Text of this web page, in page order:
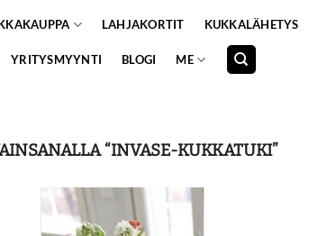
LAHJAKORTIT KUKKALÄHETYS
YRITYSMYYNTI BLOGI ME
“INVASE-KUKKATUKI”